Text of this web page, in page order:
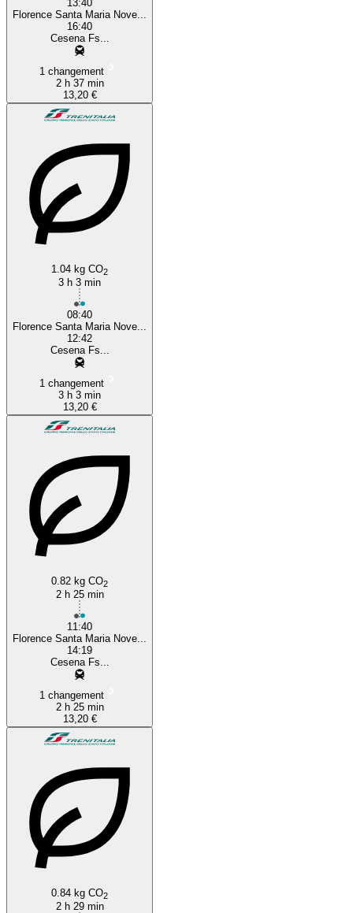
13:40
Florence Santa Maria Nove...
16:40
Cesena Fs...
1 changement
2 h 37 min
13,20 €
1.04 kg CO2
3 h 3 min
08:40
Florence Santa Maria Nove...
12:42
Cesena Fs...
1 changement
3 h 3 min
13,20 €
0.82 kg CO2
2 h 25 min
11:40
Florence Santa Maria Nove...
14:19
Cesena Fs...
1 changement
2 h 25 min
13,20 €
0.84 kg CO2
2 h 29 min